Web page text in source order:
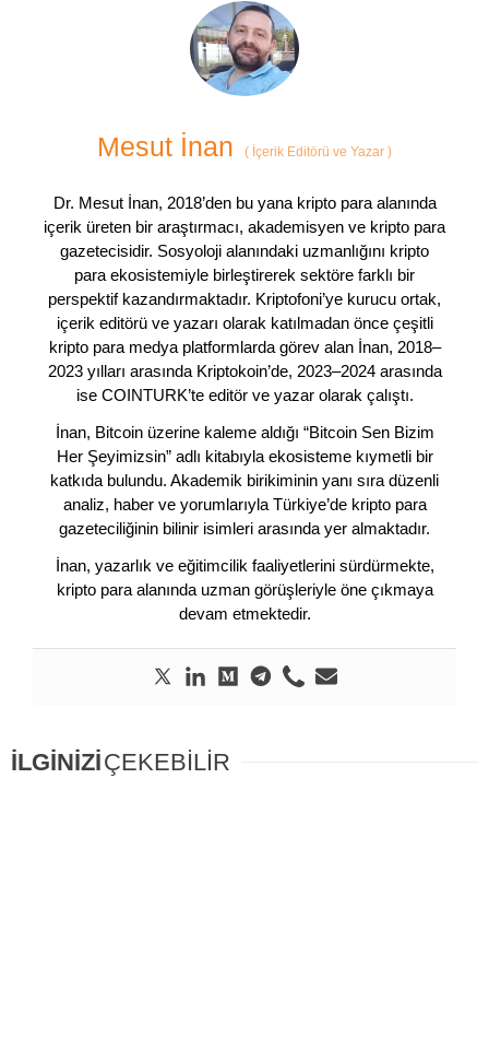
Mesut İnan ( İçerik Editörü ve Yazar )
Dr. Mesut İnan, 2018’den bu yana kripto para alanında
içerik üreten bir araştırmacı, akademisyen ve kripto para
gazetecisidir. Sosyoloji alanındaki uzmanlığını kripto
para ekosistemiyle birleştirerek sektöre farklı bir
perspektif kazandırmaktadır. Kriptofoni’ye kurucu ortak,
içerik editörü ve yazarı olarak katılmadan önce çeşitli
kripto para medya platformlarda görev alan İnan, 2018–
2023 yılları arasında Kriptokoin’de, 2023–2024 arasında
ise COINTURK’te editör ve yazar olarak çalıştı.
İnan, Bitcoin üzerine kaleme aldığı “Bitcoin Sen Bizim
Her Şeyimizsin” adlı kitabıyla ekosisteme kıymetli bir
katkıda bulundu. Akademik birikiminin yanı sıra düzenli
analiz, haber ve yorumlarıyla Türkiye’de kripto para
gazeteciliğinin bilinir isimleri arasında yer almaktadır.
İnan, yazarlık ve eğitimcilik faaliyetlerini sürdürmekte,
kripto para alanında uzman görüşleriyle öne çıkmaya
devam etmektedir.
İLGİNİZİÇEKEBİLİR